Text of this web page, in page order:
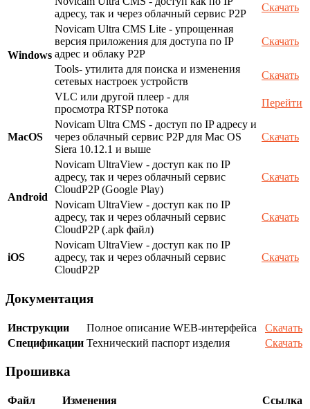
Windows
адресу, так и через облачный сервис P2P
Скачать
Novicam Ultra CMS Lite - упрощенная
версия приложения для доступа по IP
адрес и облаку P2P
Скачать
Tools- утилита для поиска и изменения
сетевых настроек устройств
Скачать
VLC или другой плеер - для
просмотра RTSP потока
Перейти
MacOS
Novicam Ultra CMS - доступ по IP адресу и
через облачный сервис P2P для Mac OS
Siera 10.12.1 и выше
Скачать
Android
Novicam UltraView - доступ как по IP
адресу, так и через облачный сервис
CloudP2P (Google Play)
Скачать
Novicam UltraView - доступ как по IP
адресу, так и через облачный сервис
CloudP2P (.apk файл)
Скачать
iOS
Novicam UltraView - доступ как по IP
адресу, так и через облачный сервис
CloudP2P
Скачать
Документация
Инструкции Полное описание WEB-интерфейса
Скачать
Спецификации Технический паспорт изделия Скачать
Прошивка
Файл Изменения
Ссылка